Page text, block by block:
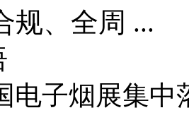
规、全周 ...
电子烟展集中